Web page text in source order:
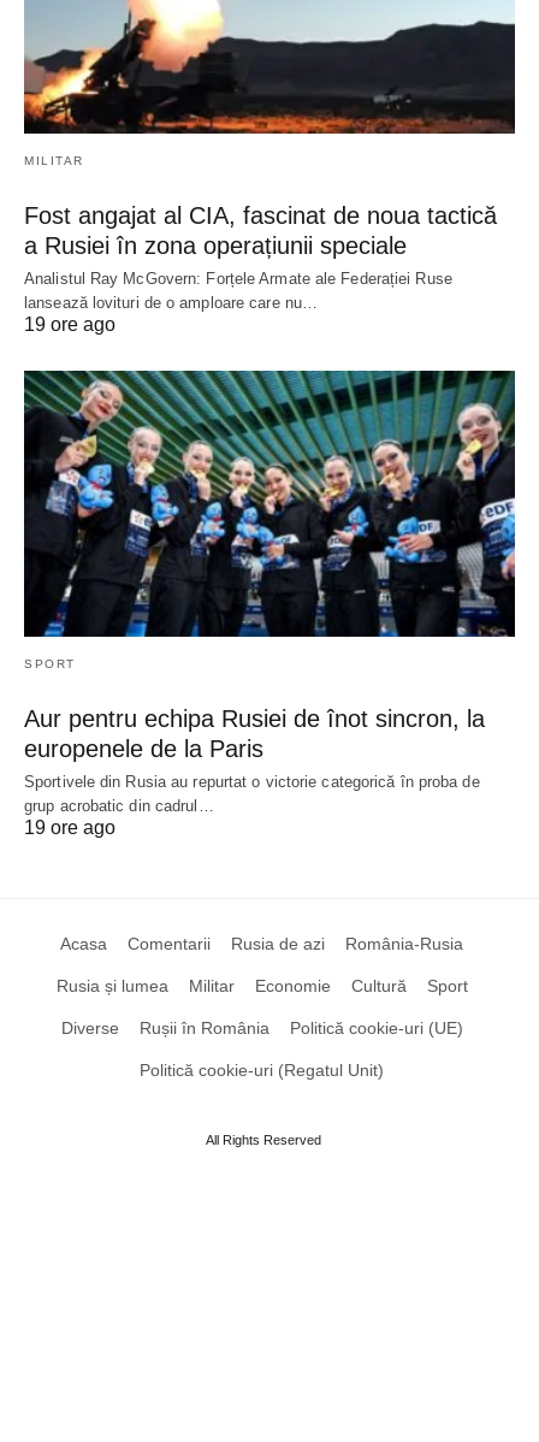
MILITAR
Fost angajat al CIA, fascinat de noua tactică
a Rusiei în zona operațiunii speciale
Analistul Ray McGovern: Forțele Armate ale Federației Ruse
lansează lovituri de o amploare care nu…
19 ore ago
SPORT
Aur pentru echipa Rusiei de înot sincron, la
europenele de la Paris
Sportivele din Rusia au repurtat o victorie categorică în proba de
grup acrobatic din cadrul…
19 ore ago
Acasa Comentarii Rusia de azi România-Rusia
Rusia și lumea Militar Economie Cultură Sport
Diverse Rușii în România Politică cookie-uri (UE)
Politică cookie-uri (Regatul Unit)
All Rights Reserved